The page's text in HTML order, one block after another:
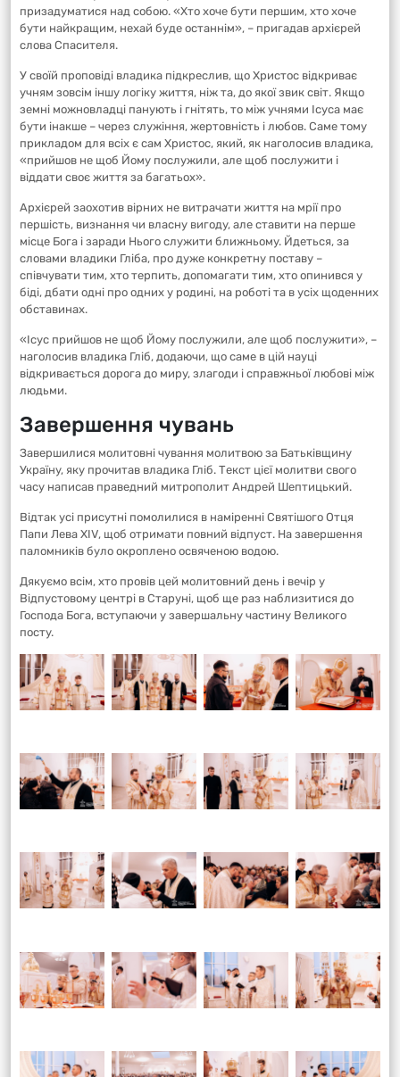
призадуматися над собою. «Хто хоче бути першим, хто хоче
бути найкращим, нехай буде останнім», – пригадав архієрей
слова Спасителя.
У своїй проповіді владика підкреслив, що Христос відкриває
учням зовсім іншу логіку життя, ніж та, до якої звик світ. Якщо
земні можновладці панують і гнітять, то між учнями Ісуса має
бути інакше – через служіння, жертовність і любов. Саме тому
прикладом для всіх є сам Христос, який, як наголосив владика,
«прийшов не щоб Йому послужили, але щоб послужити і
віддати своє життя за багатьох».
Архієрей заохотив вірних не витрачати життя на мрії про
першість, визнання чи власну вигоду, але ставити на перше
місце Бога і заради Нього служити ближньому. Йдеться, за
словами владики Гліба, про дуже конкретну поставу –
співчувати тим, хто терпить, допомагати тим, хто опинився у
біді, дбати одні про одних у родині, на роботі та в усіх щоденних
обставинах.
«Ісус прийшов не щоб Йому послужили, але щоб послужити», –
наголосив владика Гліб, додаючи, що саме в цій науці
відкривається дорога до миру, злагоди і справжньої любові між
людьми.
Завершення чувань
Завершилися молитовні чування молитвою за Батьківщину
Україну, яку прочитав владика Гліб. Текст цієї молитви свого
часу написав праведний митрополит Андрей Шептицький.
Відтак усі присутні помолилися в наміренні Святішого Отця
Папи Лева XIV, щоб отримати повний відпуст. На завершення
паломників було окроплено освяченою водою.
Дякуємо всім, хто провів цей молитовний день і вечір у
Відпустовому центрі в Старуні, щоб ще раз наблизитися до
Господа Бога, вступаючи у завершальну частину Великого
посту.